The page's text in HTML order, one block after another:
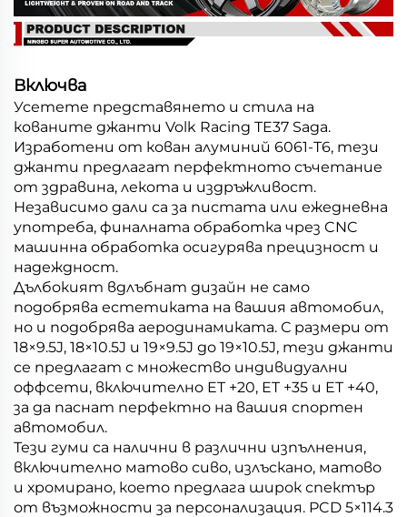
Включва
Усетете представянето и стила на
кованите джанти Volk Racing TE37 Saga.
Изработени от кован алуминий 6061-T6, тези
джанти предлагат перфектното съчетание
от здравина, лекота и издръжливост.
Независимо дали са за пистата или ежедневна
употреба, финалната обработка чрез CNC
машинна обработка осигурява прецизност и
надеждност.
Дълбокият вдлъбнат дизайн не само
подобрява естетиката на вашия автомобил,
но и подобрява аеродинамиката. С размери от
18×9.5J, 18×10.5J и 19×9.5J до 19×10.5J, тези джанти
се предлагат с множество индивидуални
оффсети, включително ET +20, ET +35 и ET +40,
за да паснат перфектно на вашия спортен
автомобил.
Тези гуми са налични в различни изпълнения,
включително матово сиво, излъскано, матово
и хромирано, което предлага широк спектър
от възможности за персонализация. PCD 5×114.3